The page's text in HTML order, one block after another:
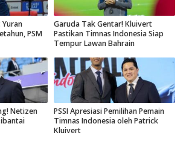
PSM
Garuda Tak Gentar! Kluivert
Pastikan Timnas Indonesia Siap
Tempur Lawan Bahrain
Netizen
PSSI Apresiasi Pemilihan Pemain
Timnas Indonesia oleh Patrick
Kluivert